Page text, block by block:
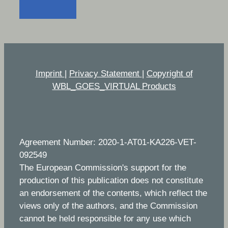
Imprint | Privacy Statement | Copyright of
WBL_GOES_VIRTUAL Products
Agreement Number: 2020-1-AT01-KA226-VET-
092549
The European Commission's support for the
production of this publication does not constitute
an endorsement of the contents, which reflect the
views only of the authors, and the Commission
cannot be held responsible for any use which